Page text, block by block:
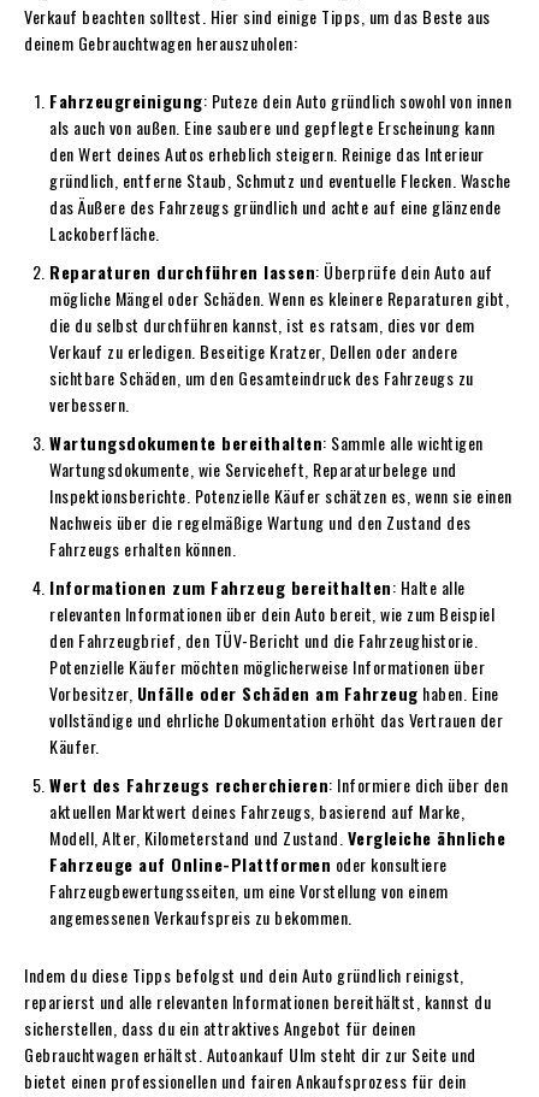
Verkauf beachten solltest. Hier sind einige Tipps, um das Beste aus
deinem Gebrauchtwagen herauszuholen:
Fahrzeugreinigung: Puteze dein Auto gründlich sowohl von innen
als auch von außen. Eine saubere und gepflegte Erscheinung kann
den Wert deines Autos erheblich steigern. Reinige das Interieur
gründlich, entferne Staub, Schmutz und eventuelle Flecken. Wasche
das Äußere des Fahrzeugs gründlich und achte auf eine glänzende
Lackoberfläche.
Reparaturen durchführen lassen: Überprüfe dein Auto auf
mögliche Mängel oder Schäden. Wenn es kleinere Reparaturen gibt,
die du selbst durchführen kannst, ist es ratsam, dies vor dem
Verkauf zu erledigen. Beseitige Kratzer, Dellen oder andere
sichtbare Schäden, um den Gesamteindruck des Fahrzeugs zu
verbessern.
Wartungsdokumente bereithalten: Sammle alle wichtigen
Wartungsdokumente, wie Serviceheft, Reparaturbelege und
Inspektionsberichte. Potenzielle Käufer schätzen es, wenn sie einen
Nachweis über die regelmäßige Wartung und den Zustand des
Fahrzeugs erhalten können.
Informationen zum Fahrzeug bereithalten: Halte alle
relevanten Informationen über dein Auto bereit, wie zum Beispiel
den Fahrzeugbrief, den TÜV-Bericht und die Fahrzeughistorie.
Potenzielle Käufer möchten möglicherweise Informationen über
Vorbesitzer, Unfälle oder Schäden am Fahrzeug haben. Eine
vollständige und ehrliche Dokumentation erhöht das Vertrauen der
Käufer.
Wert des Fahrzeugs recherchieren: Informiere dich über den
aktuellen Marktwert deines Fahrzeugs, basierend auf Marke,
Modell, Alter, Kilometerstand und Zustand. Vergleiche ähnliche
Fahrzeuge auf Online-Plattformen oder konsultiere
Fahrzeugbewertungsseiten, um eine Vorstellung von einem
angemessenen Verkaufspreis zu bekommen.
Indem du diese Tipps befolgst und dein Auto gründlich reinigst,
reparierst und alle relevanten Informationen bereithältst, kannst du
sicherstellen, dass du ein attraktives Angebot für deinen
Gebrauchtwagen erhältst. Autoankauf Ulm steht dir zur Seite und
bietet einen professionellen und fairen Ankaufsprozess für dein